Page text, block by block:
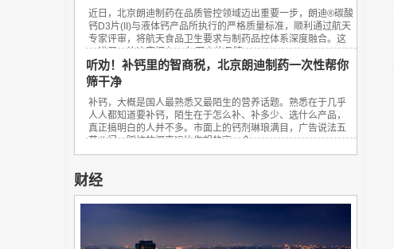
近日，北京朗迪制药在品质管控领域迈出重要一步，朗迪®碳酸
钙D3片(II)与液体钙产品所执行的严格质量标准，顺利通过航天
专家评审，将航天食品卫生要求与制药品控体系深度融合。这
一进展，让这家拥有23年历史的品牌...
听劝！补钙里的智商税，北京朗迪制药一次性帮你
筛干净
补钙，大概是国人最熟悉又最陌生的营养话题。熟悉在于几乎
人人都知道要补钙，陌生在于怎么补、补多少、选什么产品，
真正搞明白的人并不多。市面上的钙剂琳琅满目，广告说法五
花八门，踩坑的概率远比你想的高。今...
财经